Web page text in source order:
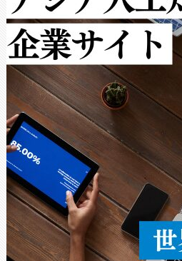
ルの変電所周囲
作業と点群処理
Avia 2は、2種類
× 80°のノーマ
ードを切り替え
ることなく、単
うにします。遠
密度なスキャ […]